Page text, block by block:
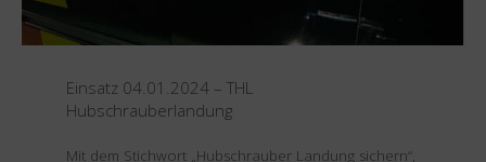
Einsatz 04.01.2024 – THL
Hubschrauberlandung
Mit dem Stichwort „Hubschrauber Landung sichern“,